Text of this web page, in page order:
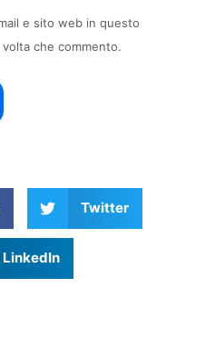
e sito web in questo
che commento.
Twitter
LinkedIn